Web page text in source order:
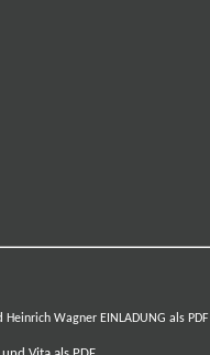
Heinrich Wagner EINLADUNG als PDF